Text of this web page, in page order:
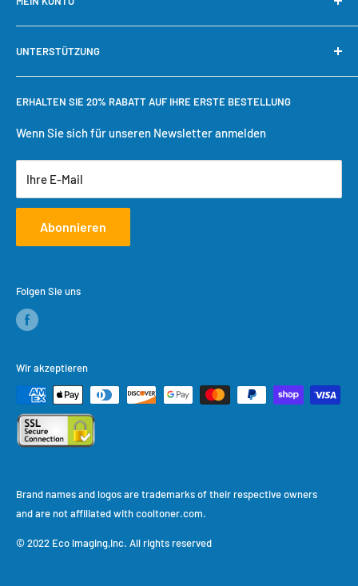
Kontaktieren Sie uns
Unsere Garantie
Warum bei Cool Toner kaufen?
Mein Konto
Schnelle Nachbestellung
Bestellung verfolgen
Einkaufswagen
Benutzerkonto erstellen
UNTERSTÜTZUNG
Benötigen Sie Hilfe?
Versandbedingungen
Rückgaberecht
Servicebedingungen
ERHALTEN SIE 20% RABATT AUF IHRE ERSTE BESTELLUNG
Wenn Sie sich für unseren Newsletter anmelden
Ihre E-Mail
Abonnieren
Brand names and logos are trademarks of their respective owners
and are not affiliated with cooltoner.com.
© 2022 Eco lmaging,Inc. All rights reserved
Folgen Sie uns
Wir akzeptieren